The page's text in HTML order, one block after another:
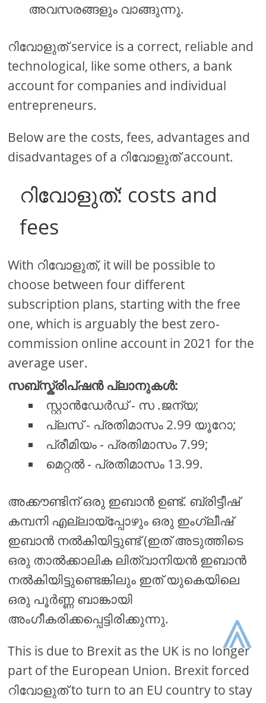
അവസരങ്ങളും വാങ്ങുന്നു.
റിവോളുത് service is a correct, reliable and
technological, like some others, a bank
account for companies and individual
entrepreneurs.
Below are the costs, fees, advantages and
disadvantages of a റിവോളുത് account.
റിവോളുത്: costs and
fees
With റിവോളുത്, it will be possible to
choose between four different
subscription plans, starting with the free
one, which is arguably the best zero-
commission online account in 2021 for the
average user.
സബ്സ്ക്രിപ്ഷൻ പ്ലാനുകൾ:
സ്റ്റാൻഡേർഡ് - സ .ജന്യ;
പ്ലസ് - പ്രതിമാസം 2.99 യൂറോ;
പ്രീമിയം - പ്രതിമാസം 7.99;
മെറ്റൽ - പ്രതിമാസം 13.99.
അക്കൗണ്ടിന് ഒരു ഇബാൻ ഉണ്ട്. ബ്രിട്ടീഷ്
കമ്പനി എല്ലായ്പ്പോഴും ഒരു ഇംഗ്ലീഷ്
ഇബാൻ നൽകിയിട്ടുണ്ട് (ഇത് അടുത്തിടെ
ഒരു താൽക്കാലിക ലിത്വാനിയൻ ഇബാൻ
നൽകിയിട്ടുണ്ടെങ്കിലും ഇത് യുകെയിലെ
ഒരു പൂർണ്ണ ബാങ്കായി
അംഗീകരിക്കപ്പെട്ടിരിക്കുന്നു.
This is due to Brexit as the UK is no longer
part of the European Union. Brexit forced
റിവോളുത് to turn to an EU country to stay
⩓